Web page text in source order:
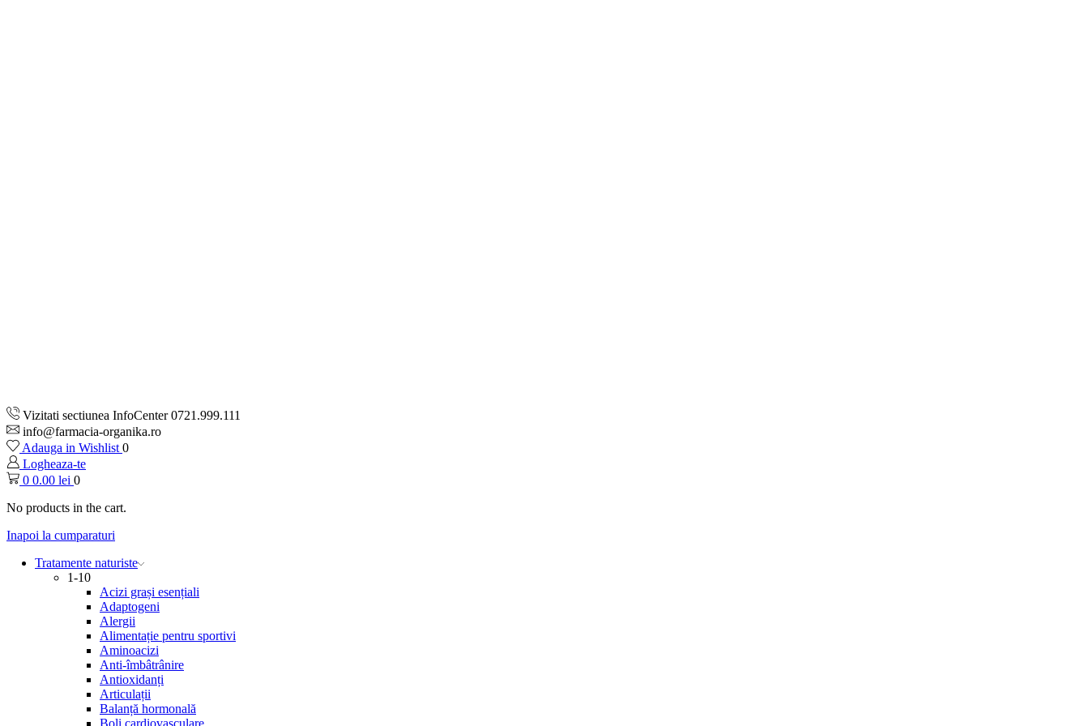
Vizitati sectiunea InfoCenter 0721.999.111
info@farmacia-organika.ro
Adauga in Wishlist 0
Logheaza-te
0 0.00 lei 0
No products in the cart.
Inapoi la cumparaturi
Tratamente naturiste
1-10
Acizi grași esențiali
Adaptogeni
Alergii
Alimentație pentru sportivi
Aminoacizi
Anti-îmbâtrânire
Antioxidanți
Articulații
Balanță hormonală
Boli cardiovasculare